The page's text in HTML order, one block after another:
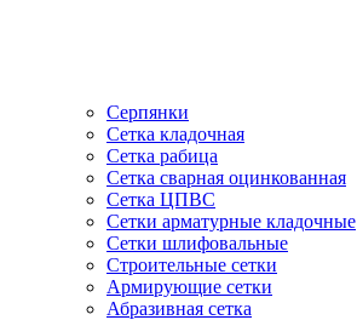
Серпянки
Сетка кладочная
Сетка рабица
Сетка сварная оцинкованная
Сетка ЦПВС
Сетки арматурные кладочные
Сетки шлифовальные
Строительные сетки
Армирующие сетки
Абразивная сетка